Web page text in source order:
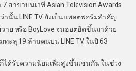
สาขาบนเวที Asian Television Awards
านั้น LINE TV ยังเป็นแพลตฟอร์มสำคัญ
าย หรือ BoyLove จนฮอตฮิตขึ้นมาด้วย
ะลุ 19 ล้านคนบน LINE TV ในปี 63
ด้รับความนิยมเพิ่มสูงขึ้นเช่นกัน ในช่วง